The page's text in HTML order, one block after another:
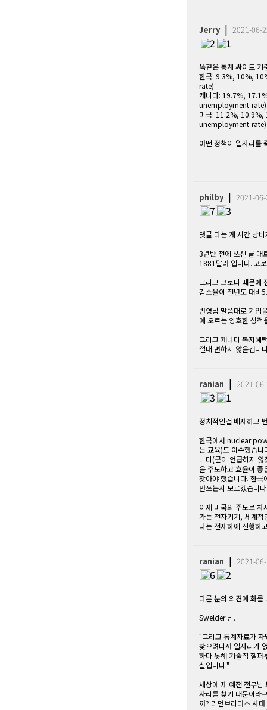
Jerry|2021-06-
2 1
똑같은 통계 싸이트
한국: 9.3%, 10%,
rate)
캐나다: 19.7%,
unemployment-rate)
미국: 11.2%,
unemployment-rate)
어떤 정책이 일자리를
philby|2021-
7 3
댓글 다는 게 시간 낭
3년반 전에 쓰신 글 대
1881달러 입니다. 코
그리고 코로나 때문에
감소율이 전년도 대비
번영님 말씀대로 기업
에 오르는 양호한 성적
그리고 캐나다 복지혜
절대 변하지 않을겁니
ranian |2021-
3 1
정치적인걸 배제하고
한국에서 nuclear
는 교육)도 이수했습
니다(굳이 언급하지
을 주도하고 효율이
찾아야 했습니다. 한국
안쓰는지 모르겠습니
이제 미국의 주도로
가는 전자기기, 세계적
다는 전제하에 진행하
ranian |2021-
6 2
다른 분의 의견에 화를
Swelder 님.
"그리고 통계자료가
찾으려니까 일자리가
하다 못해 기술직 헬
실입니다."
세상에 제 예전 전무님
자리를 찾기 때문이라
까? 리먼브라더스 사